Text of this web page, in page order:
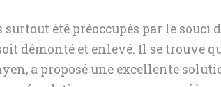
surtout été préoccupés par le
démonté et enlevé. Il se trouve
a proposé une excellente